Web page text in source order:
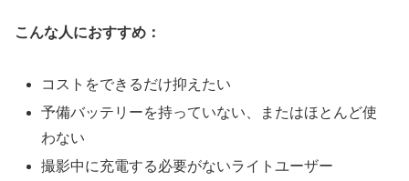
こんな人におすすめ：
コストをできるだけ抑えたい
予備バッテリーを持っていない、またはほとんど使
わない
撮影中に充電する必要がないライトユーザー